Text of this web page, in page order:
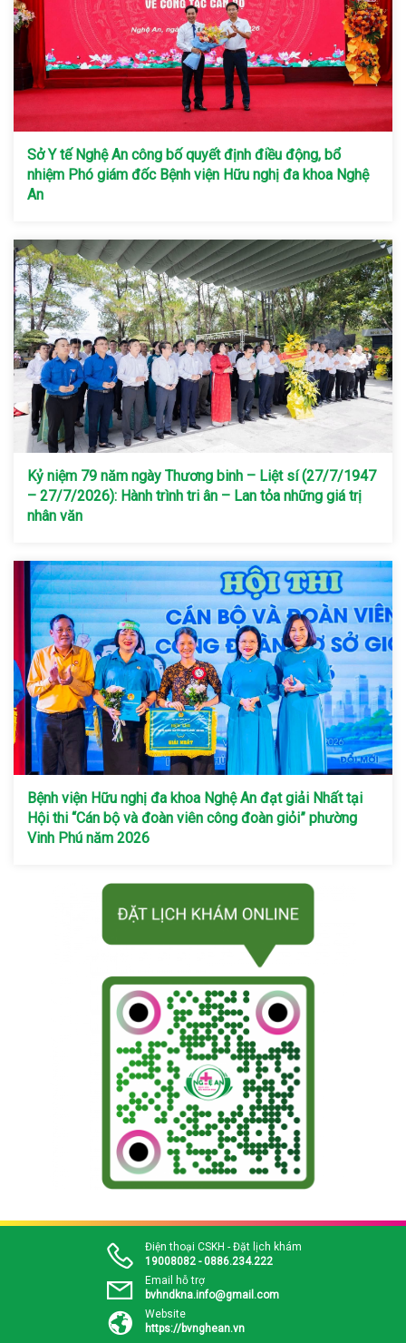
Sở Y tế Nghệ An công bố quyết định điều động, bổ
nhiệm Phó giám đốc Bệnh viện Hữu nghị đa khoa Nghệ
An
Kỷ niệm 79 năm ngày Thương binh – Liệt sí (27/7/1947
– 27/7/2026): Hành trình tri ân – Lan tỏa những giá trị
nhân văn
Bệnh viện Hữu nghị đa khoa Nghệ An đạt giải Nhất tại
Hội thi “Cán bộ và đoàn viên công đoàn giỏi” phường
Vinh Phú năm 2026
Điện thoại CSKH - Đặt lịch khám
19008082 - 0886.234.222
Email hỗ trợ
bvhndkna.info@gmail.com
Website
https://bvnghean.vn